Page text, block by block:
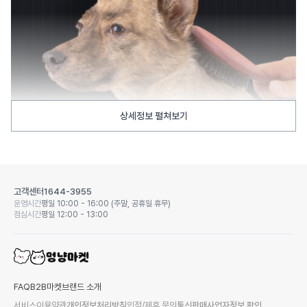
상세정보 펼쳐보기
고객센터1644-3955
운영시간평일 10:00 - 16:00 (주말, 공휴일 휴무)
점심시간평일 12:00 - 13:00
FAQB2B마켓 브랜드 소개
서비스이용약관개인정보처리방침입점/제휴 문의통신판매사업자정보 확인